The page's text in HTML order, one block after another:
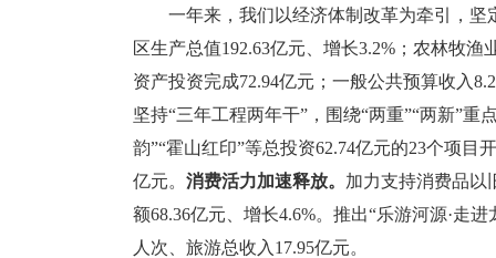
一年来，我们以经济体制改革为牵引，坚
区生产总值192.63亿元、增长3.2%；农林牧
资产投资完成72.94亿元；一般公共预算收入
坚持“三年工程两年干”，围绕“两重”“两新”
韵”“霍山红印”等总投资62.74亿元的23个项
亿元。 消费活力加速释放。 加力支持消费品以
额68.36亿元、增长4.6%。推出“乐游河源·走
人次、旅游总收入17.95亿元。